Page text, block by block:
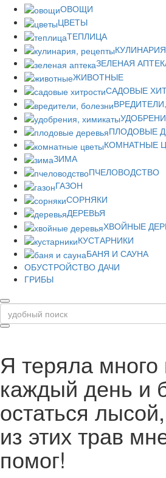
ОВОЩИ
ЦВЕТЫ
ТЕПЛИЦА
ЗЕЛЕНАЯ
ЖИВОТНЫЕ
САДОВЫЕ
ПЛОДОВЫЕ
КОМНАТНЫЕ
ЗИМА
ПЧЕЛОВОДСТВО
ГАЗОН
СОРНЯКИ
ДЕРЕВЬЯ
ХВОЙНЫЕ
КУСТАРНИКИ
БАНЯ И САУНА
ОБУСТРОЙСТВО ДАЧИ
ГРИБЫ
Я теряла много
каждый день и
остаться
из этих трав
помог!